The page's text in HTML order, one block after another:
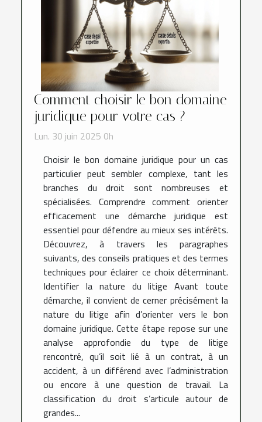
Comment choisir le bon domaine
juridique pour votre cas ?
Lun. 30 juin 2025 0h
Choisir le bon domaine juridique pour un cas
particulier peut sembler complexe, tant les
branches du droit sont nombreuses et
spécialisées. Comprendre comment orienter
efficacement une démarche juridique est
essentiel pour défendre au mieux ses intérêts.
Découvrez, à travers les paragraphes
suivants, des conseils pratiques et des termes
techniques pour éclairer ce choix déterminant.
Identifier la nature du litige Avant toute
démarche, il convient de cerner précisément la
nature du litige afin d’orienter vers le bon
domaine juridique. Cette étape repose sur une
analyse approfondie du type de litige
rencontré, qu’il soit lié à un contrat, à un
accident, à un différend avec l’administration
ou encore à une question de travail. La
classification du droit s’articule autour de
grandes...